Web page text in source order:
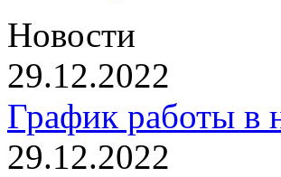
Новости
29.12.2022
График работы в
29.12.2022